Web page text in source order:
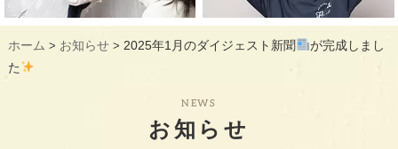
ギャラリー GALLERY
教室概要
ホーム > お知らせ> 2025年1月のダイジェスト新聞
が完成しまし
た
NEWS
お知らせ